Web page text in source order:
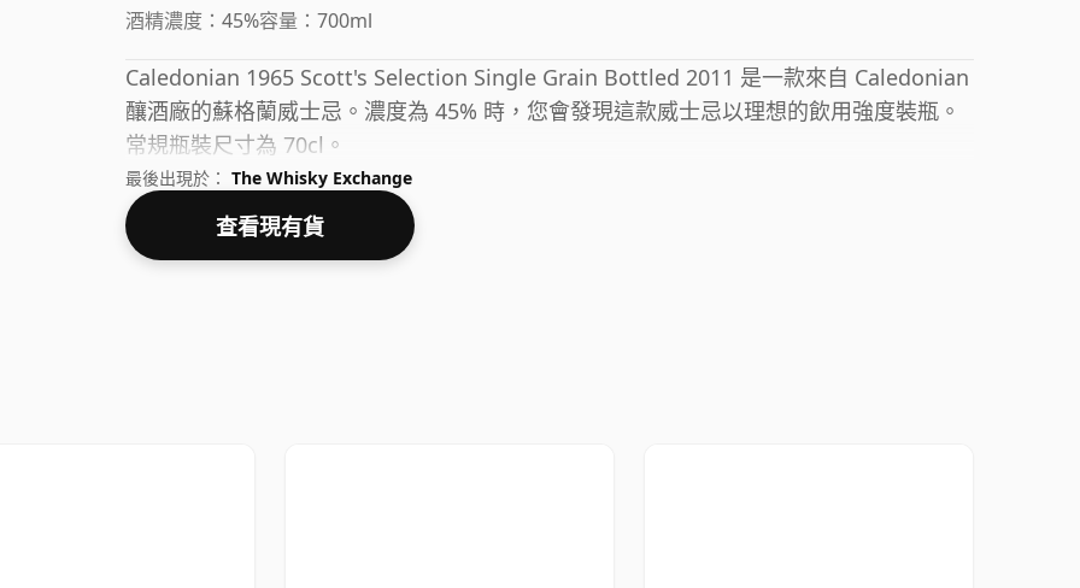
酒精濃度： 45%容量： 700ml
Caledonian 1965 Scott's Selection Single Grain Bottled 2011 是一款來自 Caledonian
釀酒廠的蘇格蘭威士忌。濃度為 45% 時，您會發現這款威士忌以理想的飲用強度裝瓶。
常規瓶裝尺寸為 70cl。
最後出現於： The Whisky Exchange
查看現有貨